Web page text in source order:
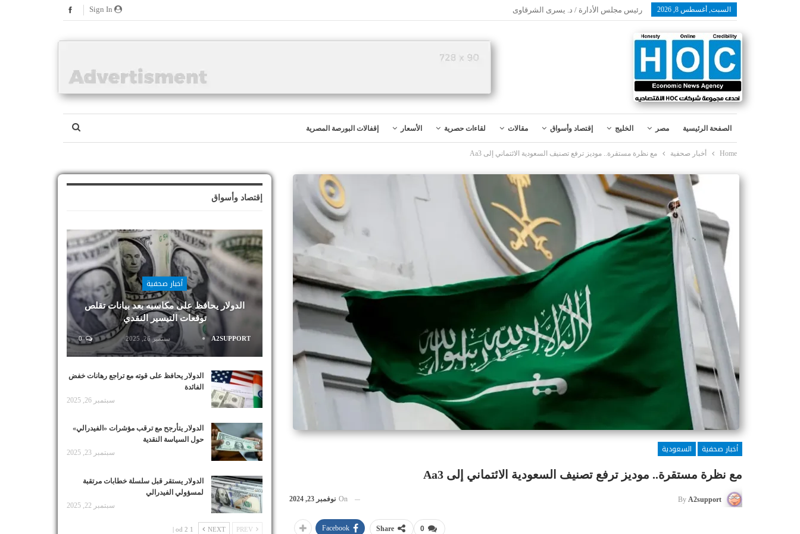
السبت, أغسطس 8, 2026 رئيس مجلس الأدارة / د. يسرى الشرقاوى
الصفحة الرئيسية مصر الخليج إقتصاد وأسواق مقالات لقاءات حصرية الأسعار إقفالات البورصة المصرية
Home أخبار صحفية مع نظرة مستقرة.. موديز ترفع تصنيف السعودية الائتماني إلى Aa3
أخبار صحفية
السعودية
مع نظرة مستقرة.. موديز ترفع تصنيف السعودية الائتماني إلى Aa3
By A2support
On نوفمبر 23, 2024
0
Share
Facebook
إقتصاد وأسواق
أخبار صحفية
الدولار يحافظ على مكاسبه بعد بيانات تقلص
توقعات التيسير النقدي
A2SUPPORT سبتمبر 26, 2025 0
الدولار يحافظ على قوته مع تراجع رهانات خفض
الفائدة
سبتمبر 26, 2025
الدولار يتأرجح مع ترقب مؤشرات «الفيدرالي»
حول السياسة النقدية
سبتمبر 23, 2025
الدولار يستقر قبل سلسلة خطابات مرتقبة
لمسؤولي الفيدرالي
سبتمبر 22, 2025
NEXT
1 od 2 |